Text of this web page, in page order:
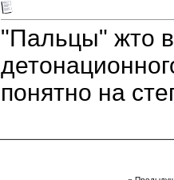
"Пальцы" жто
понятно на